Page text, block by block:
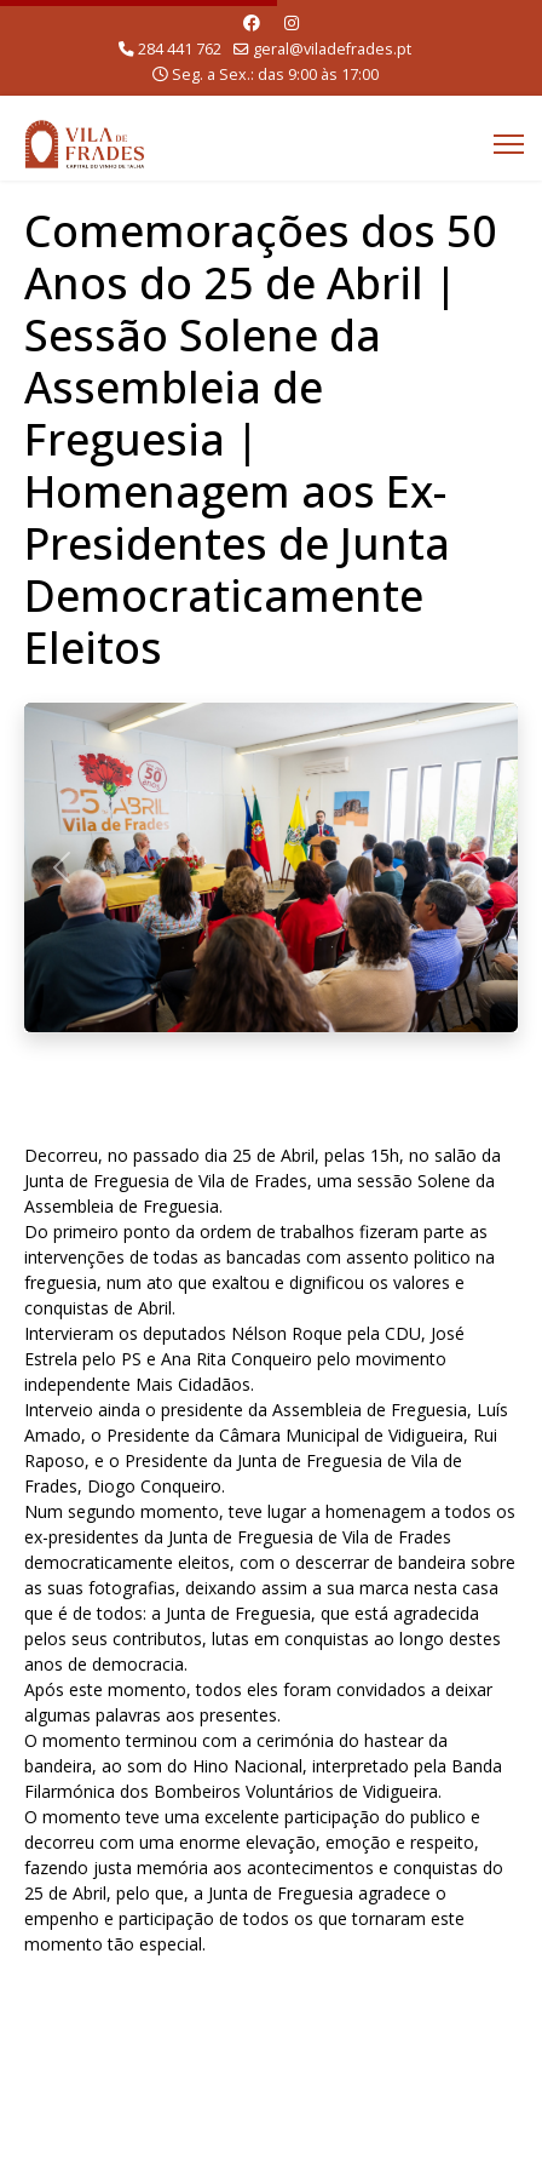
284 441 762
geral@viladefrades.pt
Seg. a Sex.: das 9:00 às 17:00
Comemorações dos 50
Anos do 25 de Abril |
Sessão Solene da
Assembleia de
Freguesia |
Homenagem aos Ex-
Presidentes de Junta
Democraticamente
Eleitos
Anterior
Decorreu, no passado dia 25 de Abril, pelas 15h, no salão da
Junta de Freguesia de Vila de Frades, uma sessão Solene da
Assembleia de Freguesia.
Do primeiro ponto da ordem de trabalhos fizeram parte as
intervenções de todas as bancadas com assento politico na
freguesia, num ato que exaltou e dignificou os valores e
conquistas de Abril.
Intervieram os deputados Nélson Roque pela CDU, José
Estrela pelo PS e Ana Rita Conqueiro pelo movimento
independente Mais Cidadãos.
Interveio ainda o presidente da Assembleia de Freguesia, Luís
Amado, o Presidente da Câmara Municipal de Vidigueira, Rui
Raposo, e o Presidente da Junta de Freguesia de Vila de
Frades, Diogo Conqueiro.
Num segundo momento, teve lugar a homenagem a todos os
ex-presidentes da Junta de Freguesia de Vila de Frades
democraticamente eleitos, com o descerrar de bandeira sobre
as suas fotografias, deixando assim a sua marca nesta casa
que é de todos: a Junta de Freguesia, que está agradecida
pelos seus contributos, lutas em conquistas ao longo destes
anos de democracia.
Após este momento, todos eles foram convidados a deixar
algumas palavras aos presentes.
O momento terminou com a cerimónia do hastear da
bandeira, ao som do Hino Nacional, interpretado pela Banda
Filarmónica dos Bombeiros Voluntários de Vidigueira.
O momento teve uma excelente participação do publico e
decorreu com uma enorme elevação, emoção e respeito,
fazendo justa memória aos acontecimentos e conquistas do
25 de Abril, pelo que, a Junta de Freguesia agradece o
empenho e participação de todos os que tornaram este
momento tão especial.